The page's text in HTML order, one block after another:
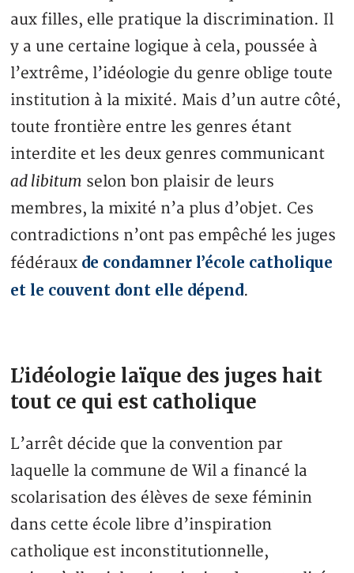
aux filles, elle pratique la discrimination. Il
y a une certaine logique à cela, poussée à
l’extrême, l’idéologie du genre oblige toute
institution à la mixité. Mais d’un autre côté,
toute frontière entre les genres étant
interdite et les deux genres communicant
ad libitum selon bon plaisir de leurs
membres, la mixité n’a plus d’objet. Ces
contradictions n’ont pas empêché les juges
fédéraux de condamner l’école catholique
et le couvent dont elle dépend.
L’idéologie laïque des juges hait
tout ce qui est catholique
L’arrêt décide que la convention par
laquelle la commune de Wil a financé la
scolarisation des élèves de sexe féminin
dans cette école libre d’inspiration
catholique est inconstitutionnelle,